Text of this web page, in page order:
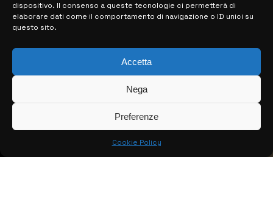
dispositivo. Il consenso a queste tecnologie ci permetterà di
elaborare dati come il comportamento di navigazione o ID unici su
questo sito.
Accetta
Nega
Preferenze
Cookie Policy
> NOTIZIE